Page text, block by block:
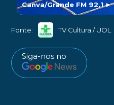
Canva/Grande FM 92,1►
Fonte: TV Cultura / UOL
Siga-nos no